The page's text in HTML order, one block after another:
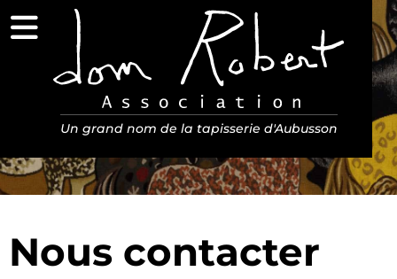
Menu
Association Dom Robert
Un grand nom de la tapisserie d'Aubusson
Nous contacter